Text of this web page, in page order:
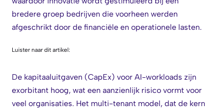
bredere groep bedrijven die voorheen werden
afgeschrikt door de financiële en operationele lasten.
Luister naar dit artikel:
De kapitaaluitgaven (CapEx) voor AI-workloads zijn
exorbitant hoog, wat een aanzienlijk risico vormt voor
veel organisaties. Het multi-tenant model, dat de kern